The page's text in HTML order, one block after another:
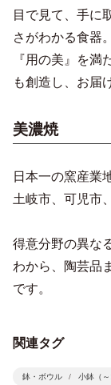
目で見て、手に
さがわかる食器。
『用の美』を満
も創造し、お届
美濃焼
日本一の窯産業
土岐市、可児市
得意分野の異な
わから、陶芸品
です。
関連タグ
鉢・ボウル 小鉢（～